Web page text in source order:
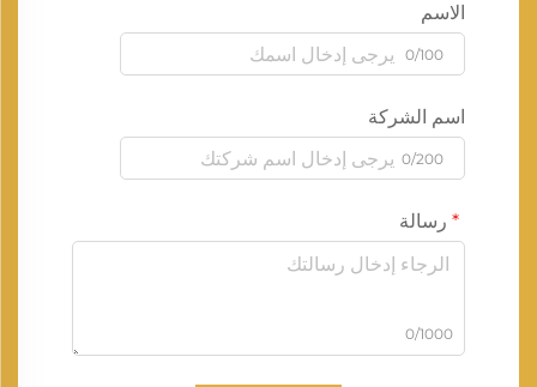
الاسم
0/100
اسم الشركة
0/200
رسالة
0/1000